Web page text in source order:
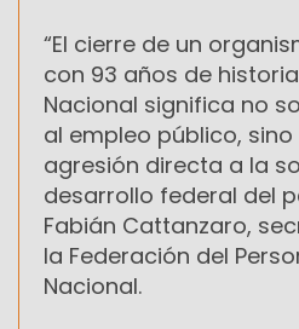
“El cierre de un
con 93 años de
Nacional significa no
al empleo público,
agresión directa a la
desarrollo federal del
Fabián Cattanzaro,
la Federación del
Nacional.